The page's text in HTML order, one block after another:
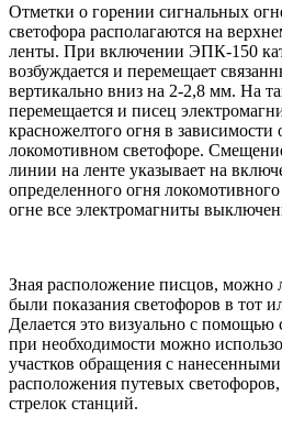
Отметки о горении сигнальных
светофора располагаются на
ленты. При включении ЭПК-150
возбуждается и перемещает
вертикально вниз на 2-2,8 мм. На
перемещается и писец
красножелтого огня в зависимости
локомотивном светофоре.
линии на ленте указывает на
определенного огня
огне все электромагниты
Зная расположение писцов, можно
были показания светофоров в тот
Делается это визуально с помощью
при необходимости можно
участков обращения с
расположения путевых
стрелок станций.